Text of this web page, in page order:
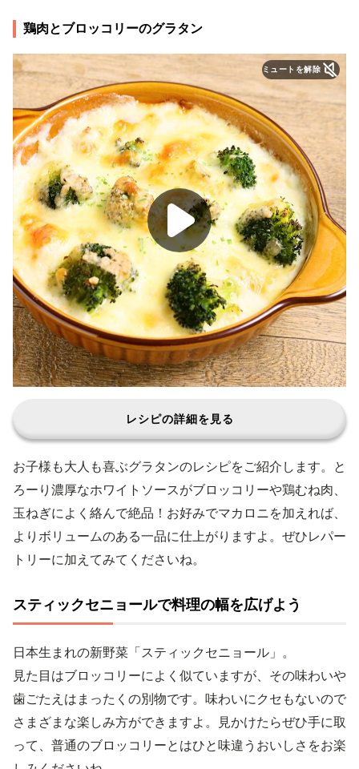
鶏肉とブロッコリーのグラタン
ミュートを解除
レシピの詳細を見る
お子様も大人も喜ぶグラタンのレシピをご紹介します。と
ろーり濃厚なホワイトソースがブロッコリーや鶏むね肉、
玉ねぎによく絡んで絶品！お好みでマカロニを加えれば、
よりボリュームのある一品に仕上がりますよ。ぜひレパー
トリーに加えてみてくださいね。
スティックセニョールで料理の幅を広げよう
日本生まれの新野菜「スティックセニョール」。
見た目はブロッコリーによく似ていますが、その味わいや
歯ごたえはまったくの別物です。味わいにクセもないので
さまざまな楽しみ方ができますよ。見かけたらぜひ手に取
って、普通のブロッコリーとはひと味違うおいしさをお楽